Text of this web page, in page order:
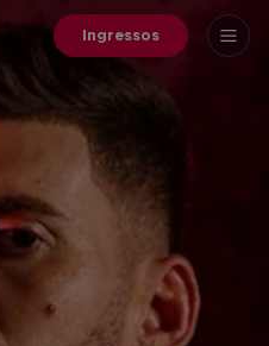
Ingressos